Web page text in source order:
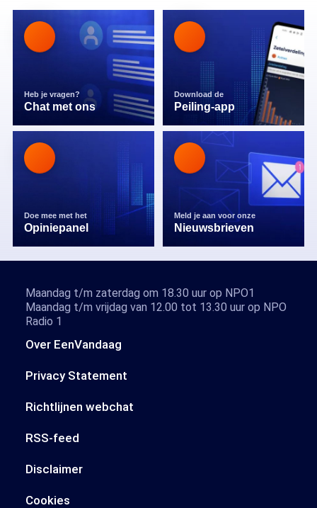
Heb je vragen?
Chat met ons
Download de
Peiling-app
Doe mee met het
Opiniepanel
Meld je aan voor onze
Nieuwsbrieven
Over EenVandaag
Privacy Statement
Richtlijnen webchat
RSS-feed
Disclaimer
Cookies
Maandag t/m zaterdag om 18.30 uur op NPO1
Maandag t/m vrijdag van 12.00 tot 13.30 uur op NPO
Radio 1